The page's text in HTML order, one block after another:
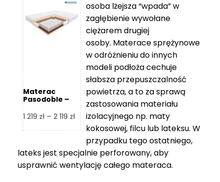
2
459 zł
Materac
Pasodoble –
1 219 zł – 2 119 złZakres
cen:
1
219 zł
do
osoba lżejsza “wpada” w
zagłębienie wywołane
ciężarem drugiej
osoby. Materace sprężynowe
w odróżnieniu do innych
modeli podłoża cechuje
słabsza przepuszczalność
powietrza, a to za sprawą
zastosowania materiału
izolacyjnego np. maty
kokosowej, filcu lub lateksu. W
przypadku tego ostatniego,
lateks jest specjalnie perforowany, aby
usprawnić wentylację całego materaca.